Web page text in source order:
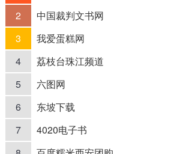
2
中国裁判文书网
3
我爱蛋糕网
4
荔枝台珠江频道
5
六图网
6
东坡下载
7
4020电子书